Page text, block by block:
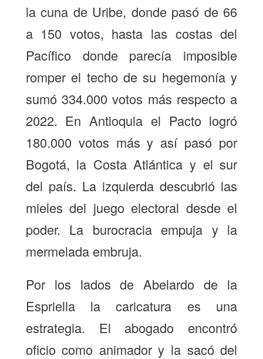
la cuna de Uribe, donde pasó de 66
a 150 votos, hasta las costas del
Pacífico donde parecía imposible
romper el techo de su hegemonía y
sumó 334.000 votos más respecto a
2022. En Antioquia el Pacto logró
180.000 votos más y así pasó por
Bogotá, la Costa Atlántica y el sur
del país. La izquierda descubrió las
mieles del juego electoral desde el
poder. La burocracia empuja y la
mermelada embruja.
Por los lados de Abelardo de la
Espriella la caricatura es una
estrategia. El abogado encontró
oficio como animador y la sacó del